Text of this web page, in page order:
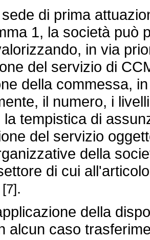
di prima
1, la società può
in via
del servizio di
della commessa,
il numero, i
la tempistica di
del servizio
della
di cui
[7].
della
alcun caso